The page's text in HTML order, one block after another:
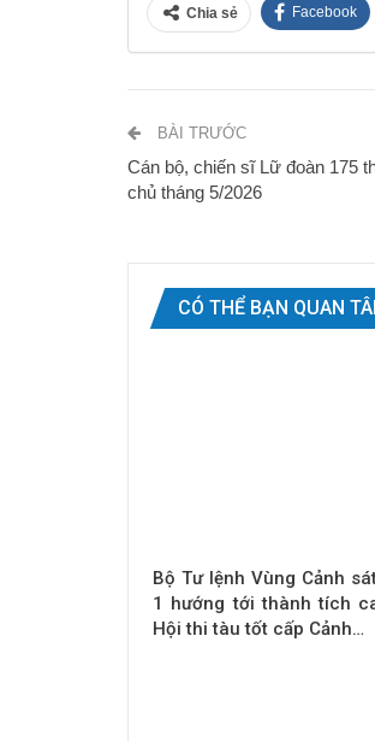
Chia sẻ Facebook
BÀI TRƯỚC
Cán bộ, chiến sĩ Lữ đoàn 175
chủ tháng 5/2026
CÓ THỂ BẠN QUAN
Bộ Tư lệnh Vùng Cảnh
1 hướng tới thành tích
Hội thi tàu tốt cấp Cảnh…